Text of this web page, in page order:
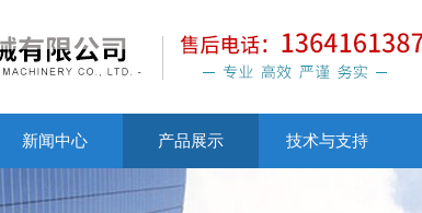
新闻中心 产品展示 技术与支持